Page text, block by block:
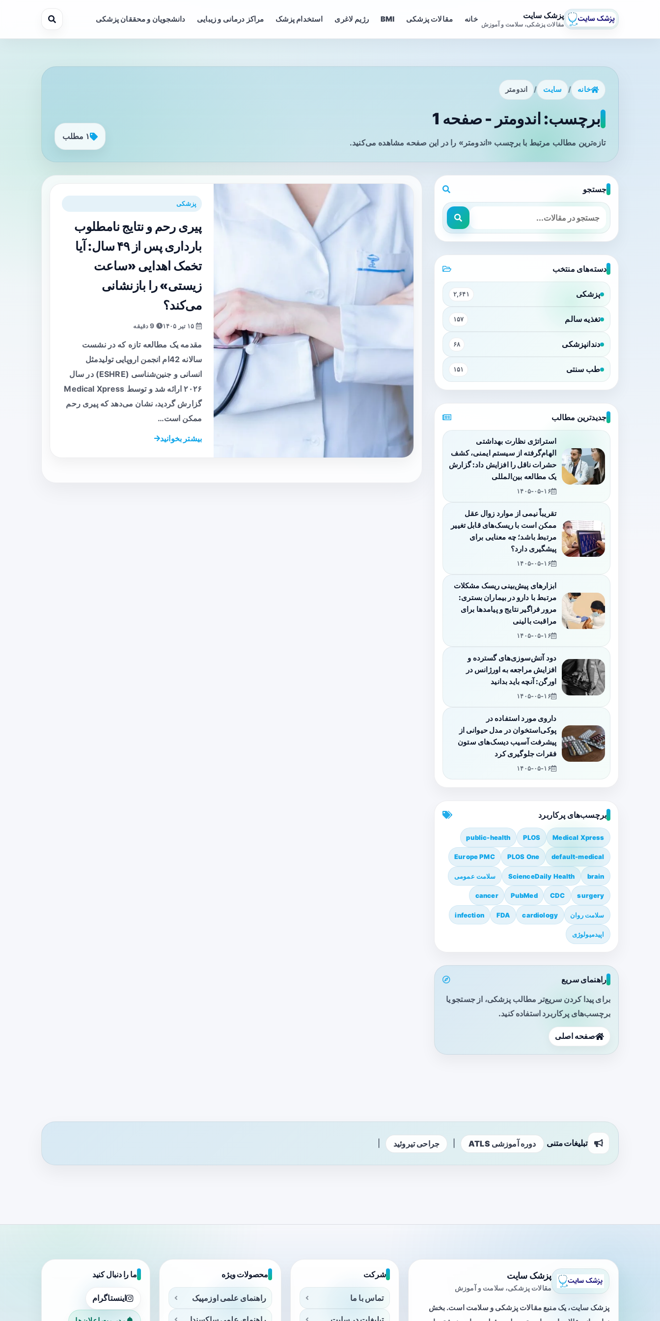
پزشک سایت
مقالات پزشکی، سلامت و آموزش
خانه مقالات پزشکی BMI رژیم لاغری استخدام پزشک مراکز درمانی و زیبایی دانشجویان و محققان پزشکی
خانه / سایت / اندومتر
برچسب: اندومتر - صفحه 1
تازه‌ترین مطالب مرتبط با برچسب «اندومتر» را در این صفحه مشاهده می‌کنید.
۱ مطلب
پزشکی
پیری رحم و نتایج نامطلوب
بارداری پس از ۴۹ سال: آیا
تخمک اهدایی «ساعت
زیستی» را بازنشانی
می‌کند؟
مقدمه یک مطالعه تازه که در نشست
سالانه 42ام انجمن اروپایی تولیدمثل
انسانی و جنین‌شناسی (ESHRE) در سال
۲۰۲۶ ارائه شد و توسط Medical Xpress
گزارش گردید، نشان می‌دهد که پیری رحم
ممکن است…
بیشتر بخوانید
جستجو
دسته‌های منتخب
پزشکی ۲,۶۴۱
تغذیه سالم ۱۵۷
دندانپزشکی ۶۸
طب سنتی ۱۵۱
جدیدترین مطالب
استراتژی نظارت بهداشتی
الهام‌گرفته از سیستم ایمنی، کشف
حشرات ناقل را افزایش داد: گزارش
یک مطالعه بین‌المللی
۱۴۰۵-۰۵-۱۶
تقریباً نیمی از موارد زوال عقل
ممکن است با ریسک‌های قابل تغییر
مرتبط باشد؛ چه معنایی برای
پیشگیری دارد؟
۱۴۰۵-۰۵-۱۶
ابزارهای پیش‌بینی ریسک مشکلات
مرتبط با دارو در بیماران بستری:
مرور فراگیر نتایج و پیامدها برای
مراقبت بالینی
۱۴۰۵-۰۵-۱۶
دود آتش‌سوزی‌های گسترده و
افزایش مراجعه به اورژانس در
اورگن: آنچه باید بدانید
۱۴۰۵-۰۵-۱۶
داروی مورد استفاده در
پوکی‌استخوان در مدل حیوانی از
پیشرفت آسیب دیسک‌های ستون
فقرات جلوگیری کرد
۱۴۰۵-۰۵-۱۶
برچسب‌های پرکاربرد
Medical Xpress
PLOS
public-health
default-medical
PLOS One
Europe PMC
brain
ScienceDaily Health سلامت عمومی
surgery
CDC
PubMed
cancer
سلامت روان cardiology
FDA
infection
اپیدمیولوژی
راهنمای سریع
برای پیدا کردن سریع‌تر مطالب پزشکی، از جستجو یا
برچسب‌های پرکاربرد استفاده کنید.
صفحه اصلی
تبلیغات متنی دوره آموزشی ATLS جراحی تیروئید
پزشک سایت
مقالات پزشکی، سلامت و آموزش
پزشک سایت، یک منبع مقالات پزشکی و سلامت است. بخش
شرکت
تماس با ما
محصولات ویژه
راهنمای علمی اوزمپیک
ما را دنبال کنید
اینستاگرام